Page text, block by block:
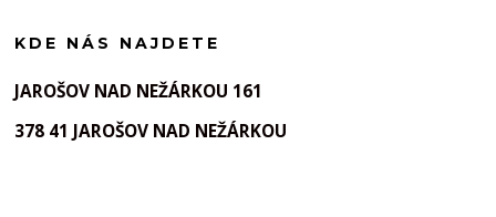
KDE NÁS NAJDETE
JAROŠOV NAD NEŽÁRKOU 161
378 41 JAROŠOV NAD NEŽÁRKOU